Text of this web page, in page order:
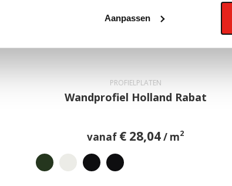
Aanpassen
PROFIELPLATEN
Wandprofiel Holland Rabat
vanaf € 28,04/ m2